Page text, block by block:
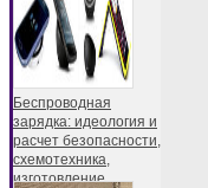
Беспроводная
зарядка: идеология и
расчет безопасности,
схемотехника,
изготовление